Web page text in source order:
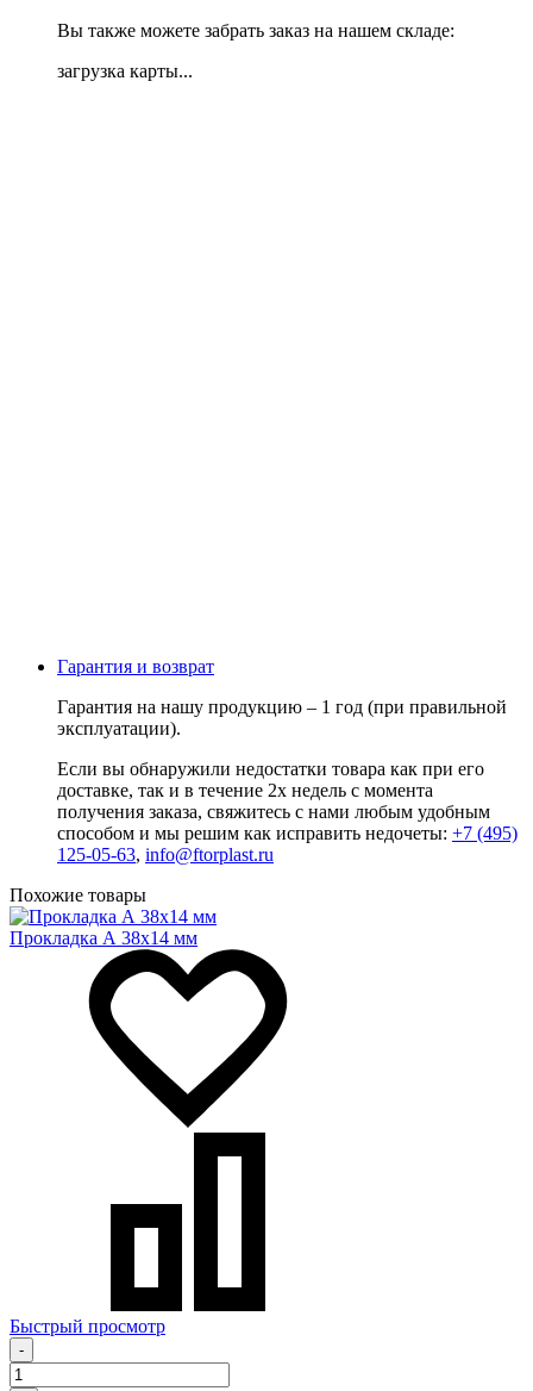
Вы также можете забрать заказ на нашем складе:
загрузка карты...
Гарантия и возврат
Гарантия на нашу продукцию – 1 год (при правильной
эксплуатации).
Если вы обнаружили недостатки товара как при его
доставке, так и в течение 2х недель с момента
получения заказа, свяжитесь с нами любым удобным
способом и мы решим как исправить недочеты: +7 (495)
125-05-63, info@ftorplast.ru
Похожие товары
Прокладка А 38х14 мм
Быстрый просмотр
-